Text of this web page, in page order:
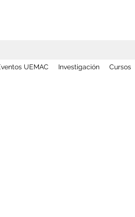
UEMAC Investigación Cursos